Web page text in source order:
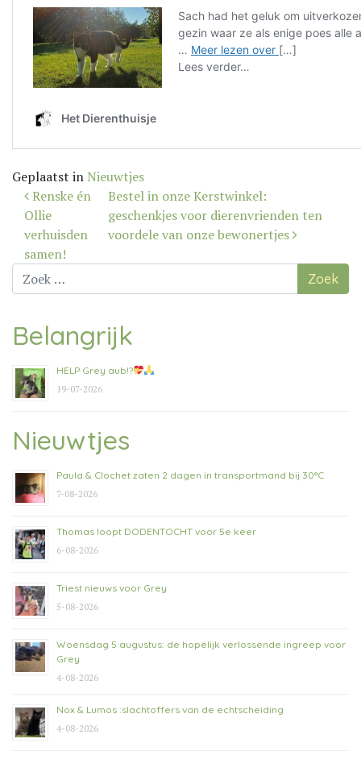
Geplaatst in Nieuwtjes
Bericht
navigatie
Renske én
Ollie
verhuisden
samen!
Bestel in onze Kerstwinkel:
geschenkjes voor dierenvrienden ten
voordele van onze bewonertjes
Zoek
naar:
Belangrijk
HELP Grey aub!?
19-07-2026
Nieuwtjes
Paula & Clochet zaten 2 dagen in transportmand bij 30°C
7-08-2026
Thomas loopt DODENTOCHT voor 5e keer
6-08-2026
Triest nieuws voor Grey
5-08-2026
Woensdag 5 augustus: de hopelijk verlossende ingreep voor
Grey
4-08-2026
Nox & Lumos :slachtoffers van de echtscheiding
4-08-2026